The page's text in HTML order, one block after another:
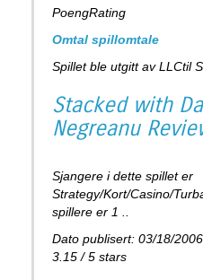
PoengRating
Omtal spillomtale
Spillet ble utgitt av LLCtil
Stacked with
Negreanu
Sjangere i dette spillet er
Strategy/Kort/Casino/
spillere er 1 ..
Dato publisert: 03/18/2006
3.15/5 stars